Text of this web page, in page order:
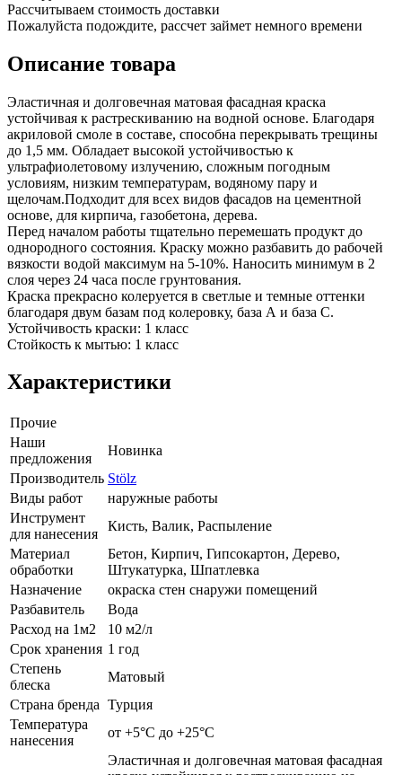
Рассчитываем стоимость доставки
Пожалуйста подождите, рассчет займет немного времени
Описание товара
Эластичная и долговечная матовая фасадная краска
устойчивая к растрескиванию на водной основе. Благодаря
акриловой смоле в составе, способна перекрывать трещины
до 1,5 мм. Обладает высокой устойчивостью к
ультрафиолетовому излучению, сложным погодным
условиям, низким температурам, водяному пару и
щелочам.Подходит для всех видов фасадов на цементной
основе, для кирпича, газобетона, дерева.
Перед началом работы тщательно перемешать продукт до
однородного состояния. Краску можно разбавить до рабочей
вязкости водой максимум на 5-10%. Наносить минимум в 2
слоя через 24 часа после грунтования.
Краска прекрасно колеруется в светлые и темные оттенки
благодаря двум базам под колеровку, база А и база С.
Устойчивость краски: 1 класс
Стойкость к мытью: 1 класс
Характеристики
Прочие
Наши
предложения
Новинка
Производитель Stölz
Виды работ
наружные работы
Инструмент
для нанесения
Кисть, Валик, Распыление
Материал
обработки
Бетон, Кирпич, Гипсокартон, Дерево,
Штукатурка, Шпатлевка
Назначение
окраска стен снаружи помещений
Разбавитель
Вода
Расход на 1м2
10 м2/л
Срок хранения 1 год
Степень
блеска
Матовый
Страна бренда Турция
Температура
нанесения
от +5°С до +25°С
Эластичная и долговечная матовая фасадная